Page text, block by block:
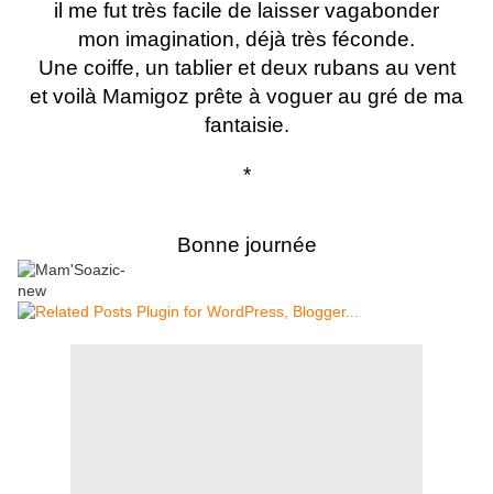
il me fut très facile de laisser vagabonder
mon imagination, déjà très féconde.
Une coiffe, un tablier et deux rubans au vent
et voilà Mamigoz prête à voguer au gré de ma
fantaisie.
*
Bonne journée